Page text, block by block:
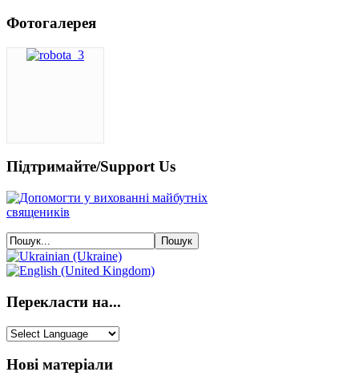
Фотогалерея
Підтримайте/Support Us
Перекласти на...
Нові матеріали